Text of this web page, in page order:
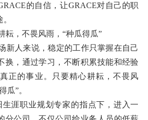
的自信，让GRACE对自己的职
耘，不畏风雨，“种瓜得瓜”
新人来说，稳定的工作只掌握在自己
换，通过学习，不断积累技能和经验
正的事业。只要精心耕耘，不畏风
瓜”。
生涯职业规划专家的指点下，进入一